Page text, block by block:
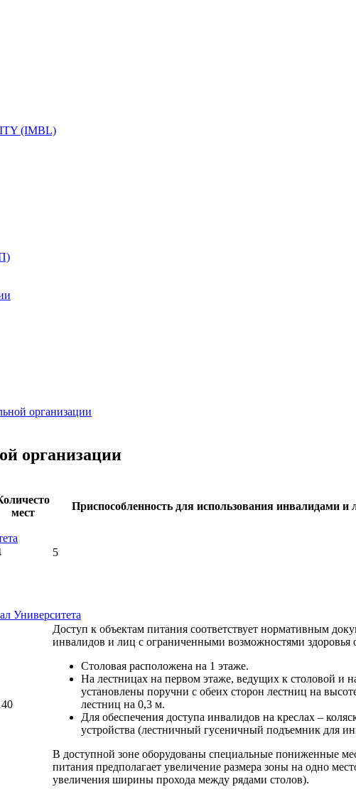
(IMBL)
Университета
организации
организации
мест
Приспособленность для использования инвалидами
5
Доступ к объектам питания соответствует нормативным
инвалидов и лиц с ограниченными возможностями здоровья
Столовая расположена на 1 этаже.
На лестницах на первом этаже, ведущих к столовой и
установлены поручни с обеих сторон лестниц на
лестниц на 0,3 м.
Для обеспечения доступа инвалидов на креслах –
устройства (лестничный гусеничный подъемник для
В доступной зоне оборудованы специальные пониженные
питания предполагает увеличение размера зоны на одно
увеличения ширины прохода между рядами столов).